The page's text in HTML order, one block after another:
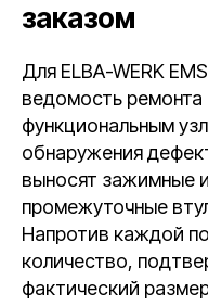
заказом
Для ELBA-WERK
ведомость ремонта
функциональным
обнаружения
выносят зажимные
промежуточные
Напротив каждой
количество,
фактический